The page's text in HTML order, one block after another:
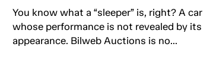
You know what a “sleeper” is, right? A car
whose performance is not revealed by its
appearance. Bilweb Auctions is no...